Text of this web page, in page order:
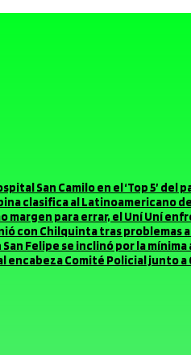
San Camilo en el ‘Top 5’ del
clasifica al Latinoamericano
margen para errar, el Uní Uní
con Chilquinta tras problemas
San Felipe se inclinó por la
encabeza Comité Policial junto a